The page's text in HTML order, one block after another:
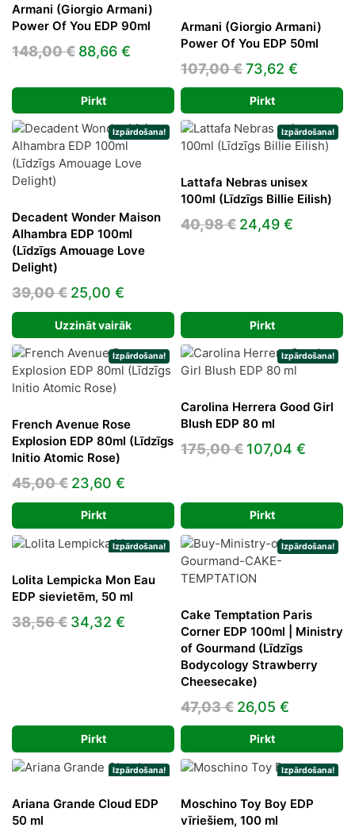
Armani (Giorgio Armani)
Power Of You EDP 90ml
148,00€ Original
was:
148,00 €.
88,66 € Current
is:
88,66 €.
Pirkt
Armani (Giorgio Armani)
Power Of You EDP 50ml
107,00€Original
price
was:
107,00 €.
73,62 €
price
is:
73,62 €.
Pirkt
Izpārdošana!
Decadent Wonder Maison
Alhambra EDP 100ml
(Līdzīgs Amouage Love
Delight)
39,00€ Original
price
was:
39,00 €.
25,00 €
price
is:
25,00 €.
Uzzināt vairāk
Izpārdošana!
Lattafa Nebras unisex
100ml (Līdzīgs Billie Eilish)
40,98€ Original
24,49 €
Pirkt
Izpārdošana!
French Avenue Rose
Explosion EDP 80ml (Līdzīgs
Initio Atomic Rose)
45,00€ Original
price
was:
45,00 €.
23,60 €
price
is:
23,60 €.
Pirkt
Izpārdošana!
Carolina Herrera Good Girl
Blush EDP 80 ml
175,00€ Original
175,00 €.
107,04 €
Pirkt
Izpārdošana!
Lolita Lempicka Mon Eau
EDP sievietēm, 50 ml
38,56€ Original
34,32 €
34,32 €.
Pirkt
Izpārdošana!
Cake Temptation Paris
Corner EDP 100ml | Ministry
of Gourmand (Līdzīgs
Bodycology Strawberry
Cheesecake)
47,03€ Original
price
was:
47,03 €.
26,05 €
price
is:
26,05 €.
Pirkt
Izpārdošana!
Ariana Grande Cloud EDP
50 ml
Izpārdošana!
Moschino Toy Boy EDP
vīriešiem, 100 ml